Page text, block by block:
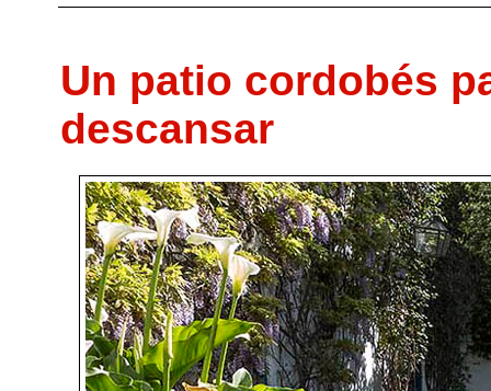
Un patio cordobés
descansar